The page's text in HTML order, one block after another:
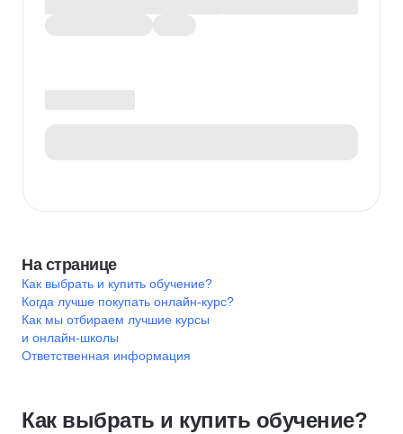
На странице
Как выбрать и купить обучение?
Когда лучше покупать онлайн-курс?
Как мы отбираем лучшие курсы
и онлайн-школы
Ответственная информация
Как выбрать и купить обучение?